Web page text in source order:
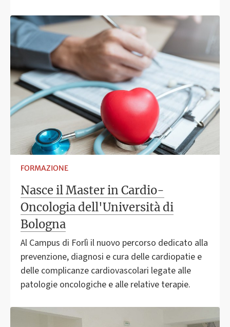
FORMAZIONE
Nasce il Master in Cardio-
Oncologia dell'Università di
Bologna
Al Campus di Forlì il nuovo percorso dedicato alla
prevenzione, diagnosi e cura delle cardiopatie e
delle complicanze cardiovascolari legate alle
patologie oncologiche e alle relative terapie.